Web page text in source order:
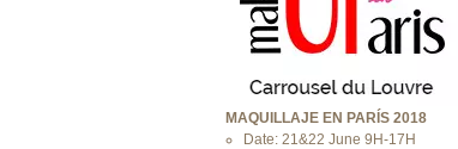
MAQUILLAJE EN PARÍS 2018
Date: 21&22 June 9H-17H